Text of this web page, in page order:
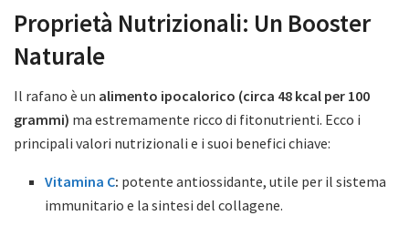
Proprietà Nutrizionali: Un Booster
Naturale
Il rafano è un alimento ipocalorico (circa 48 kcal per 100
grammi) ma estremamente ricco di fitonutrienti. Ecco i
principali valori nutrizionali e i suoi benefici chiave:
Vitamina C: potente antiossidante, utile per il sistema
immunitario e la sintesi del collagene.